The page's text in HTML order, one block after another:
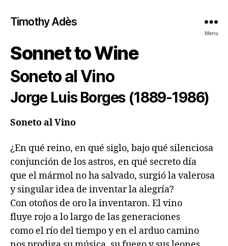
Timothy Adès
Menu
Sonnet to Wine
Soneto al Vino
Jorge Luis Borges (1889-1986)
Soneto al Vino
¿En qué reino, en qué siglo, bajo qué silenciosa
conjunción de los astros, en qué secreto día
que el mármol no ha salvado, surgió la valerosa
y singular idea de inventar la alegría?
Con otoños de oro la inventaron. El vino
fluye rojo a lo largo de las generaciones
como el río del tiempo y en el arduo camino